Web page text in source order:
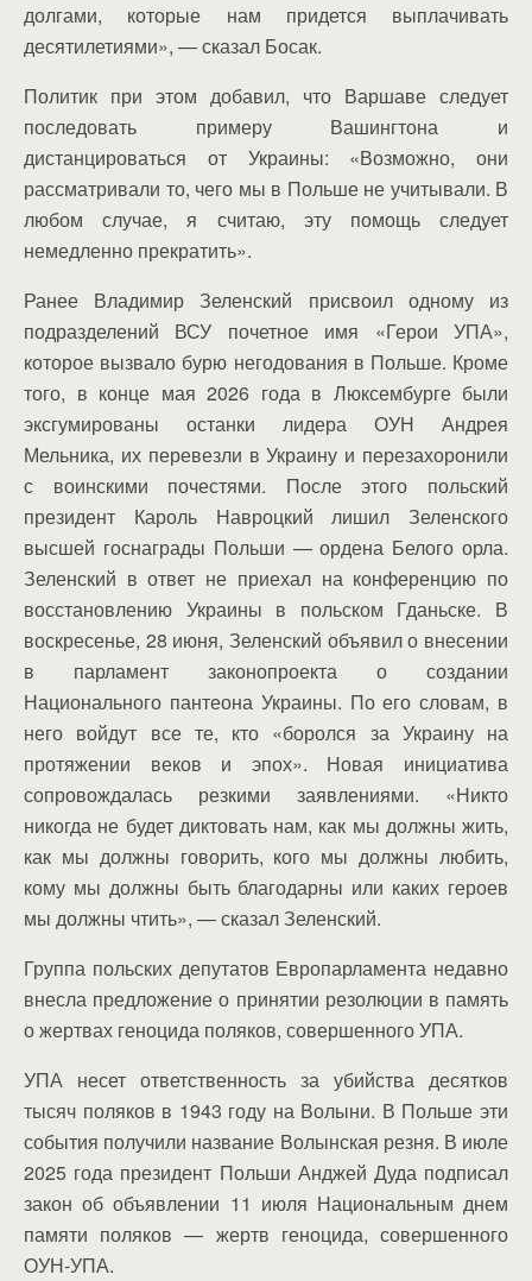
долгами, которые нам придется выплачивать
десятилетиями», — сказал Босак.
Политик при этом добавил, что Варшаве следует
последовать примеру Вашингтона и
дистанцироваться от Украины: «Возможно, они
рассматривали то, чего мы в Польше не учитывали. В
любом случае, я считаю, эту помощь следует
немедленно прекратить».
Ранее Владимир Зеленский присвоил одному из
подразделений ВСУ почетное имя «Герои УПА»,
которое вызвало бурю негодования в Польше. Кроме
того, в конце мая 2026 года в Люксембурге были
эксгумированы останки лидера ОУН Андрея
Мельника, их перевезли в Украину и перезахоронили
с воинскими почестями. После этого польский
президент Кароль Навроцкий лишил Зеленского
высшей госнаграды Польши — ордена Белого орла.
Зеленский в ответ не приехал на конференцию по
восстановлению Украины в польском Гданьске. В
воскресенье, 28 июня, Зеленский объявил о внесении
в парламент законопроекта о создании
Национального пантеона Украины. По его словам, в
него войдут все те, кто «боролся за Украину на
протяжении веков и эпох». Новая инициатива
сопровождалась резкими заявлениями. «Никто
никогда не будет диктовать нам, как мы должны жить,
как мы должны говорить, кого мы должны любить,
кому мы должны быть благодарны или каких героев
мы должны чтить», — сказал Зеленский.
Группа польских депутатов Европарламента недавно
внесла предложение о принятии резолюции в память
о жертвах геноцида поляков, совершенного УПА.
УПА несет ответственность за убийства десятков
тысяч поляков в 1943 году на Волыни. В Польше эти
события получили название Волынская резня. В июле
2025 года президент Польши Анджей Дуда подписал
закон об объявлении 11 июля Национальным днем
памяти поляков — жертв геноцида, совершенного
ОУН-УПА.